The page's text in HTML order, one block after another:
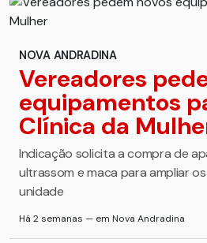
NOVA ANDRADINA
Vereadores
equipamentos
Clínica da
Indicação solicita a compra de
ultrassom e maca para ampliar
unidade
Há 2 semanas — em Nova Andradina